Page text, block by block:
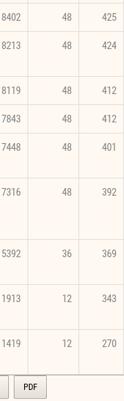
8402 48 425
8213 48 424
8119 48 412
7843 48 412
7448 48 401
7316 48 392
5392 36 369
1913 12 343
1419 12 270
PDF